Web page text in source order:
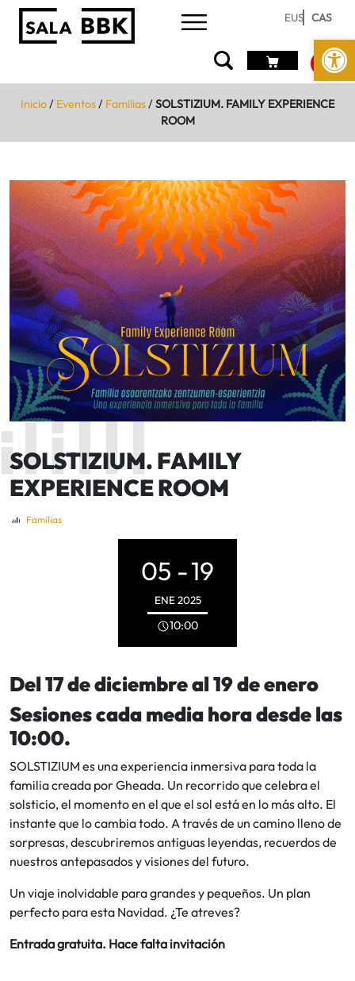
Abrir
EUS CAS
Inicio/ Eventos/ Familias/SOLSTIZIUM. FAMILY EXPERIENCE
ROOM
SOLSTIZIUM. FAMILY
EXPERIENCE ROOM
Familias
05 -19
ENE2025
10:00
Del 17 de diciembre al 19 de enero
Sesiones cada media hora desde las
10:00.
SOLSTIZIUM es una experiencia inmersiva para toda la
familia creada por Gheada. Un recorrido que celebra el
solsticio, el momento en el que el sol está en lo más alto. El
instante que lo cambia todo. A través de un camino lleno de
sorpresas, descubriremos antiguas leyendas, recuerdos de
nuestros antepasados y visiones del futuro.
Un viaje inolvidable para grandes y pequeños. Un plan
perfecto para esta Navidad. ¿Te atreves?
Entrada gratuita. Hace falta invitación